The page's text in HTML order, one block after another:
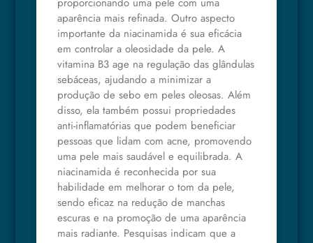
proporcionando uma pele com uma
aparência mais refinada. Outro aspecto
importante da niacinamida é sua eficácia
em controlar a oleosidade da pele. A
vitamina B3 age na regulação das glândulas
sebáceas, ajudando a minimizar a
produção de sebo em peles oleosas. Além
disso, ela também possui propriedades
anti-inflamatórias que podem beneficiar
pessoas que lidam com acne, promovendo
uma pele mais saudável e equilibrada. A
niacinamida é reconhecida por sua
habilidade em melhorar o tom da pele,
sendo eficaz na redução de manchas
escuras e na promoção de uma aparência
mais radiante. Pesquisas indicam que a